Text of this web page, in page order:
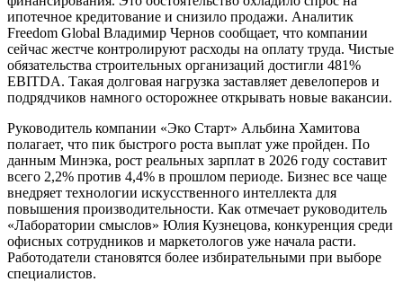
ипотечное кредитование и снизило продажи. Аналитик
Freedom Global Владимир Чернов сообщает, что компании
сейчас жестче контролируют расходы на оплату труда. Чистые
обязательства строительных организаций достигли 481%
EBITDA. Такая долговая нагрузка заставляет девелоперов и
подрядчиков намного осторожнее открывать новые вакансии.
Руководитель компании «Эко Старт» Альбина Хамитова
полагает, что пик быстрого роста выплат уже пройден. По
данным Минэка, рост реальных зарплат в 2026 году составит
всего 2,2% против 4,4% в прошлом периоде. Бизнес все чаще
внедряет технологии искусственного интеллекта для
повышения производительности. Как отмечает руководитель
«Лаборатории смыслов» Юлия Кузнецова, конкуренция среди
офисных сотрудников и маркетологов уже начала расти.
Работодатели становятся более избирательными при выборе
специалистов.